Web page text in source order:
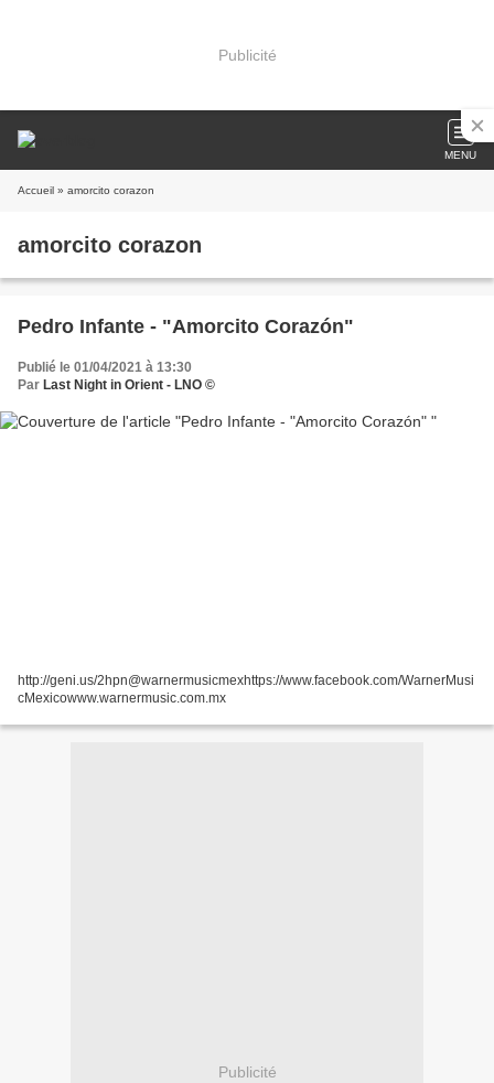
Publicité
MENU
Accueil » amorcito corazon
amorcito corazon
Pedro Infante - "Amorcito Corazón"
Publié le 01/04/2021 à 13:30
Par Last Night in Orient - LNO ©
http://geni.us/2hpn@warnermusicmexhttps://www.facebook.com/WarnerMusi
cMexicowww.warnermusic.com.mx
Publicité